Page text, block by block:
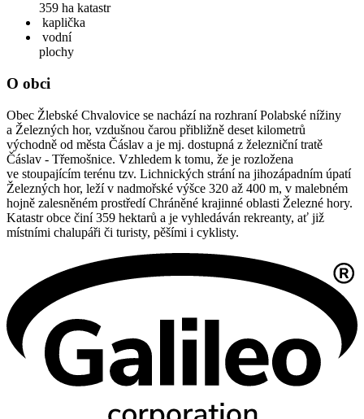
359 ha katastr
kaplička
vodní
plochy
O obci
Obec Žlebské Chvalovice se nachází na rozhraní Polabské nížiny
a Železných hor, vzdušnou čarou přibližně deset kilometrů
východně od města Čáslav a je mj. dostupná z železniční tratě
Čáslav - Třemošnice. Vzhledem k tomu, že je rozložena
ve stoupajícím terénu tzv. Lichnických strání na jihozápadním úpatí
Železných hor, leží v nadmořské výšce 320 až 400 m, v malebném
hojně zalesněném prostředí Chráněné krajinné oblasti Železné hory.
Katastr obce činí 359 hektarů a je vyhledáván rekreanty, ať již
místními chalupáři či turisty, pěšími i cyklisty.